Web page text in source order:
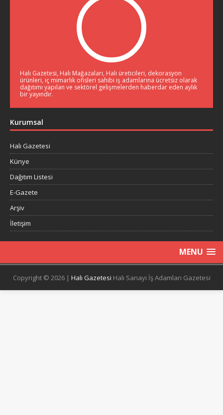
Halı Gazetesi, Halı Mağazaları, Halı üreticileri, dekorasyon
ürünleri, iç mimarlık ofisleri sahibi iş adamlarına ücretsiz olarak
dağıtımı yapılan ve sektörel gelişmelerden haberdar eden aylık
bir yayındır.
Kurumsal
Halı Gazetesi
Künye
Dağıtım Listesi
E-Gazete
Arşiv
İletişim
MENU
Copyright © 2026 | Halı Gazetesi Halı Sanayi İş Adamları Gazetesi